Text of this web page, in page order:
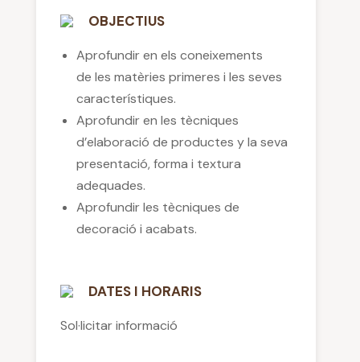
OBJECTIUS
Aprofundir en els coneixements
de les matèries primeres i les seves
característiques.
Aprofundir en les tècniques
d’elaboració de productes y la seva
presentació, forma i textura
adequades.
Aprofundir les tècniques de
decoració i acabats.
DATES I HORARIS
Sol·licitar informació